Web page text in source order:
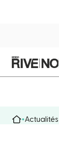
Actualités